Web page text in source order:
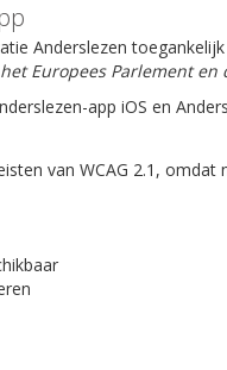
Anderslezen
Europees Parlement en
app iOS en
van WCAG 2.1,